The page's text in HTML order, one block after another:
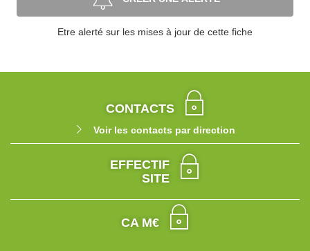
Etre alerté sur les mises à jour de cette fiche
CONTACTS
Voir les contacts par direction
EFFECTIF
SITE
CA M€